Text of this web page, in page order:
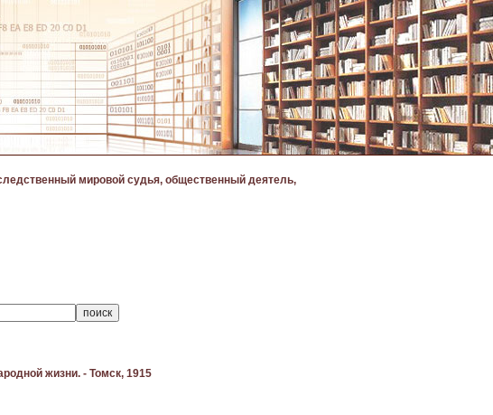
мировой судья, общественный деятель,
жизни. - Томск, 1915